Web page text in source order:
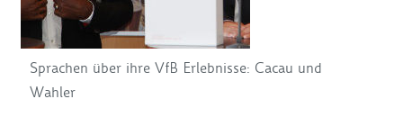
Sprachen über ihre VfB Erlebnisse: Cacau und
Wahler